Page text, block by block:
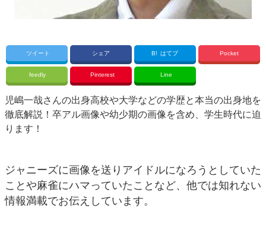
ツイート シェア B! はてブ Pocket
feedly Pinterest Line
児嶋一哉さんの出身高校や大学などの学歴と本当の出身地を
徹底解説！卒アル画像や幼少期の画像を含め、学生時代に迫
ります！
ジャニーズに画像を送りアイドルになろうとしていた
ことや麻雀にハマっていたことなど、他では知れない
情報満載でお伝えしています。